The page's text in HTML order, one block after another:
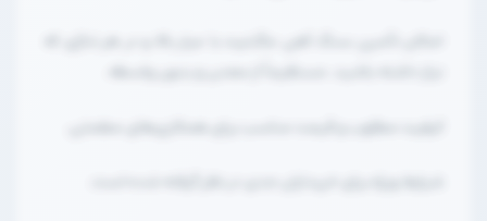
امکان تأمین سنگ آهن مگنتیت با عیار بالا و در هر تناژی که
نیاز داشته باشید، مستقیماً از معدن و بدون واسطه.
کیفیت مطلوب و قیمت مناسب برای همکاری‌های مطمئن.
شرایط ویژه برای خریداران جدی در نظر گرفته شده است.